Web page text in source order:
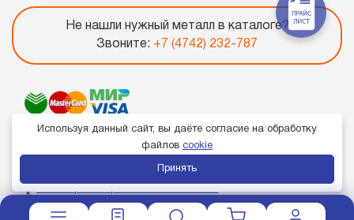
Не нашли нужный металл в каталоге?
Звоните: +7 (4742) 232-787
Член торгово-промышленной палаты
Используя данный сайт, вы даёте согласие на обработку
файлов cookie
Принять